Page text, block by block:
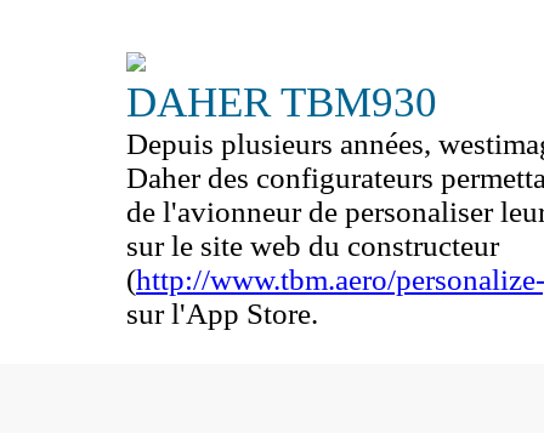
DAHER TBM930
Depuis plusieurs années,
Daher des configurateurs
de l'avionneur de personaliser
sur le site web du constructeur
(http://www.tbm.aero/
sur l'App Store.